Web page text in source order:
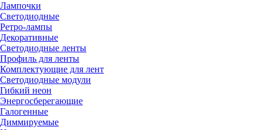
Лампочки
Светодиодные
Ретро-лампы
Декоративные
Светодиодные ленты
Профиль для ленты
Комплектующие для лент
Светодиодные модули
Гибкий неон
Энергосберегающие
Галогенные
Диммируемые